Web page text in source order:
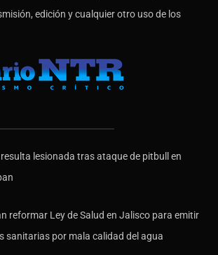
edición y cualquier otro uso de los
lesionada tras ataque de pitbull en
reformar Ley de Salud en Jalisco para emitir
sanitarias por mala calidad del agua